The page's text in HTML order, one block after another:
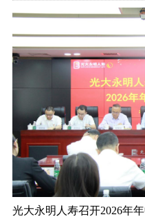
光大永明人寿召开2026年